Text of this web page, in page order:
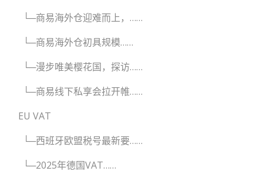
└─商易海外仓迎难而上，……
└─商易海外仓初具规模……
└─漫步唯美樱花国，探访……
└─商易线下私享会拉开帷……
EU VAT
└─西班牙欧盟税号最新要……
└─2025年德国VAT……